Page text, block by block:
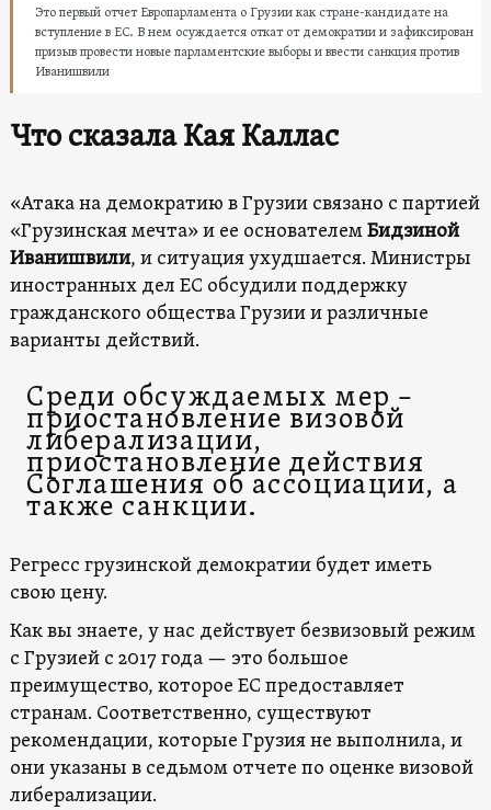
Это первый отчет Европарламента о Грузии как стране-кандидате на
вступление в ЕС. В нем осуждается откат от демократии и зафиксирован
призыв провести новые парламентские выборы и ввести санкция против
Иванишвили
Что сказала Кая Каллас
«Атака на демократию в Грузии связано с партией
«Грузинская мечта» и ее основателемБидзиной
Иванишвили, и ситуация ухудшается. Министры
иностранных дел ЕС обсудили поддержку
гражданского общества Грузии и различные
варианты действий.
Среди обсуждаемых мер –
приостановление визовой
либерализации,
приостановление действия
Соглашения об ассоциации, а
также санкции.
Регресс грузинской демократии будет иметь
свою цену.
Как вы знаете, у нас действует безвизовый режим
с Грузией с 2017 года — это большое
преимущество, которое ЕС предоставляет
странам. Соответственно, существуют
рекомендации, которые Грузия не выполнила, и
они указаны в седьмом отчете по оценке визовой
либерализации.